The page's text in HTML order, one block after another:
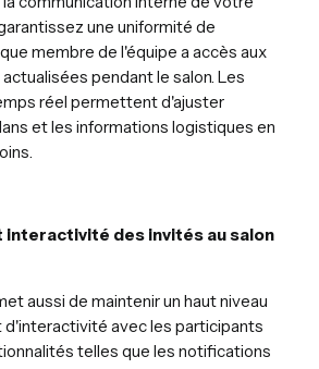
une uniformité de
membre de l'équipe a accès aux
pendant le salon. Les
réel permettent d'ajuster
et les informations logistiques en
interactivité des invités au salon
aussi de maintenir un haut niveau
avec les participants
telles que les notifications